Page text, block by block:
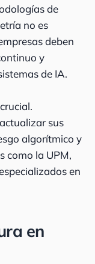
de
no es
deben
y
de IA.
sus
algorítmico y
como la UPM,
en
en